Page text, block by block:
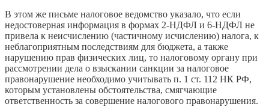
В этом же письме налоговое ведомство указало, что если
недостоверная информация в формах 2-НДФЛ и 6-НДФЛ не
привела к неисчислению (частичному исчислению) налога, к
неблагоприятным последствиям для бюджета, а также
нарушению прав физических лиц, то налоговому органу при
рассмотрении дела о взыскании санкции за налоговое
правонарушение необходимо учитывать п. 1 ст. 112 НК РФ,
которым установлены обстоятельства, смягчающие
ответственность за совершение налогового правонарушения.